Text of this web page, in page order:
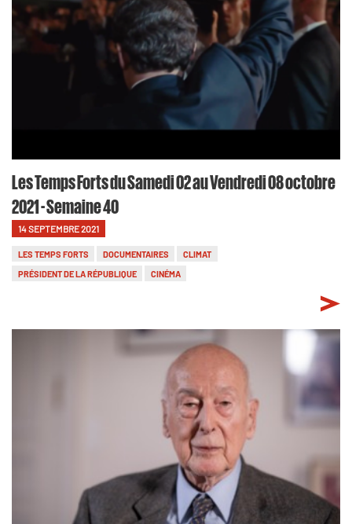
Les Temps Forts du Samedi 02 au Vendredi 08 octobre
2021 - Semaine 40
14 SEPTEMBRE 2021
LES TEMPS FORTS DOCUMENTAIRES
CLIMAT
PRÉSIDENT DE LA RÉPUBLIQUE
CINÉMA